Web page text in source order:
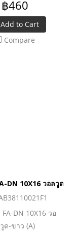
฿460
Add to Cart
Compare
DN 10X16 วอลวูด-ข
FA-DN 10X16 วอ
ด-ขาว (A)